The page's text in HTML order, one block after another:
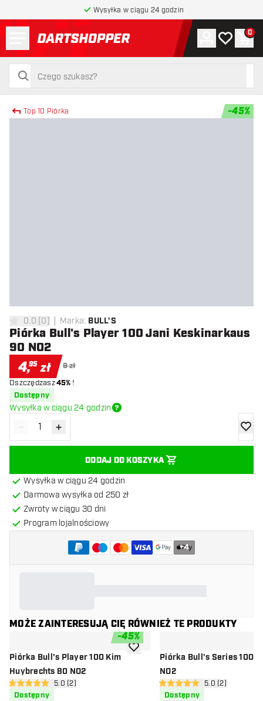
Wysyłka w ciągu 24 godzin
powrót do strony głównej
szukaj
szukaj
Konto
Moja lista
0
Top 10 Piórka -45%
0 gwiazdki oceny
0.0 [0] Marka: BULL'S
Piórka Bull's Player 100 Jani Keskinarkaus
90 NO2
4,95 zł 9 zł
Oszczędzasz45% !
Dostępny
Wysyłka w ciągu 24 godzin
Zmniejsz ilość
- Zwiększ ilość
+
DODAJ DO KOSZYKA
Wysyłka w ciągu 24 godzin
Darmowa wysyłka od 250 zł
Zwroty w ciągu 30 dni
Program lojalnościowy
+4
MOŻE ZAINTERESUJĄ CIĘ RÓWNIEŻ TE PRODUKTY
-45%
Piórka Bull's Player 100 Kim
Huybrechts 80 NO2
otwórz panel recenzji
5 gwiazdki oceny5.0 (2)
Dostępny
dodaj do listy życzeń
Piórka Bull's Series 100
NO2
otwórz panel
5 gwiazdki oceny5.0 (2)
Dostępny